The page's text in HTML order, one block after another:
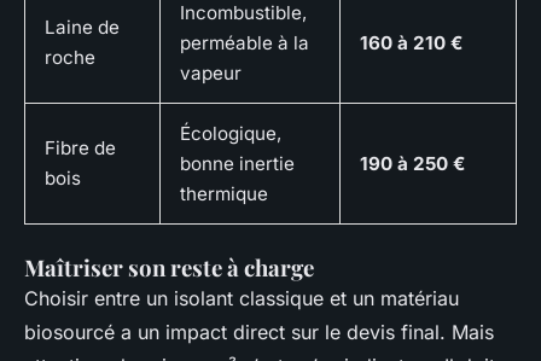
Laine de
roche
Incombustible,
perméable à la
vapeur
160 à 210 €
Fibre de
bois
Écologique,
bonne inertie
thermique
190 à 250 €
Maîtriser son reste à charge
Choisir entre un isolant classique et un matériau
biosourcé a un impact direct sur le devis final. Mais